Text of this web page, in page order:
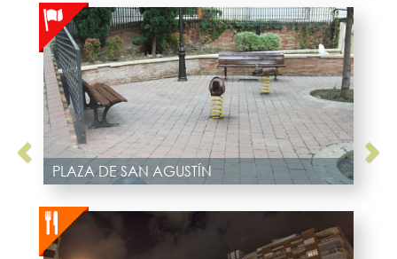
PLAZA DE SAN AGUSTÍN